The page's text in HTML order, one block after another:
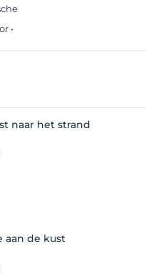
•
naar het strand
aan de kust